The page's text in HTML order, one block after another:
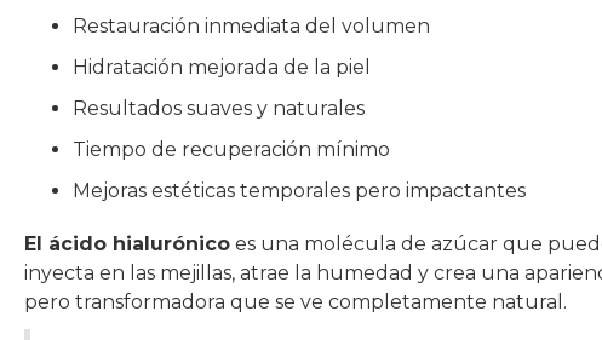
Restauración inmediata del volumen
Hidratación mejorada de la piel
Resultados suaves y naturales
Tiempo de recuperación mínimo
Mejoras estéticas temporales pero impactantes
El ácido hialurónico es una molécula de azúcar que
inyecta en las mejillas, atrae la humedad y crea una
pero transformadora que se ve completamente natural.